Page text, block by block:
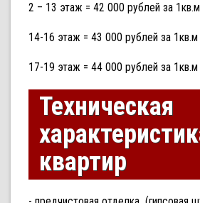
2 – 13 этаж = 42 000 рублей за 1кв.м
14-16 этаж = 43 000 рублей за 1кв.м
17-19 этаж = 44 000 рублей за 1кв.м
Техническая
квартир